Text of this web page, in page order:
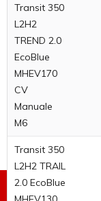
Transit 350
L2H2
TREND 2.0
EcoBlue
MHEV170
CV
Manuale
M6
Transit 350
L2H2 TRAIL
2.0 EcoBlue